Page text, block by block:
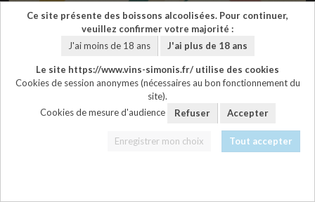
Foire des Vins de Riec
Ce site présente des boissons alcoolisées. Pour continuer,
veuillez confirmer votre majorité :
J'ai moins de 18 ans
J'ai plus de 18 ans
Le site https://www.vins-simonis.fr/ utilise des cookies
Cookies de session anonymes (nécessaires au bon fonctionnement du
site).
Cookies de mesure d'audience
Refuser Accepter
Enregistrer mon choix Tout accepter